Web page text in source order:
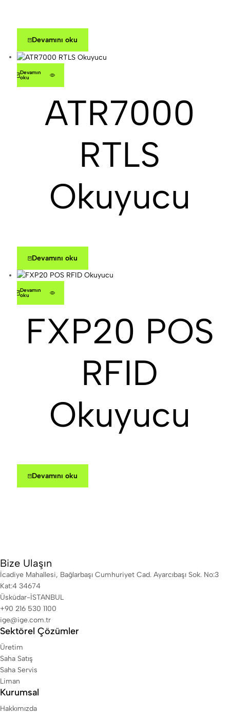
Devamını oku
Devamını
oku
ATR7000
RTLS
Okuyucu
Devamını oku
Devamını
oku
FXP20 POS
RFID
Okuyucu
Devamını oku
Bize Ulaşın
İcadiye Mahallesi, Bağlarbaşı Cumhuriyet Cad. Ayarcıbaşı Sok. No:3
Kat:4 34674
Üsküdar-İSTANBUL
+90 216 530 1100
ige@ige.com.tr
Sektörel Çözümler
Üretim
Saha Satış
Saha Servis
Liman
Kurumsal
Hakkımızda